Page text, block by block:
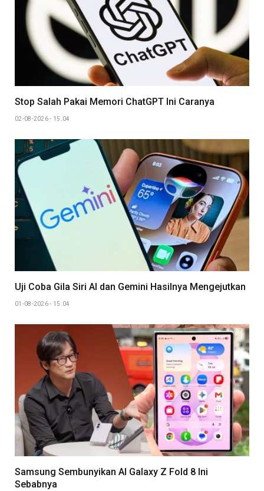
Stop Salah Pakai Memori ChatGPT Ini Caranya
02-08-2026 - 15.04
Uji Coba Gila Siri AI dan Gemini Hasilnya Mengejutkan
01-08-2026 - 15.04
Samsung Sembunyikan AI Galaxy Z Fold 8 Ini
Sebabnya